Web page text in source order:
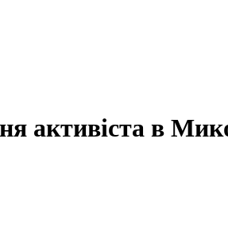
активіста в